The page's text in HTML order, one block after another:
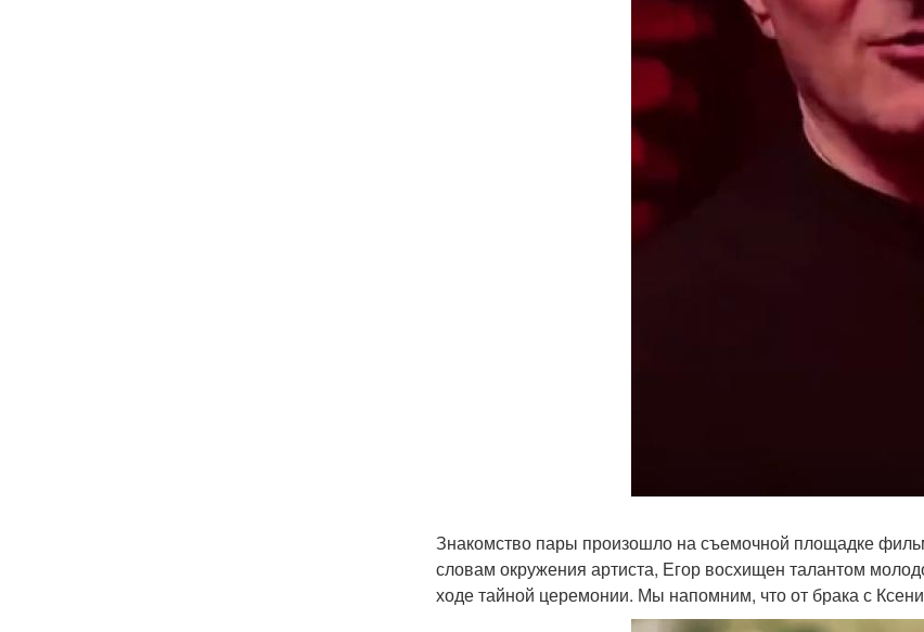
Знакомство пары произошло на съемочной площадке
словам окружения артиста, Егор восхищен талантом
ходе тайной церемонии. Мы напомним, что от брака с